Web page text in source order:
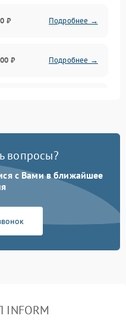
₽ Подробнее →
₽ Подробнее →
₽ Подробнее →
₽
вопросы?
с Вами в ближайшее